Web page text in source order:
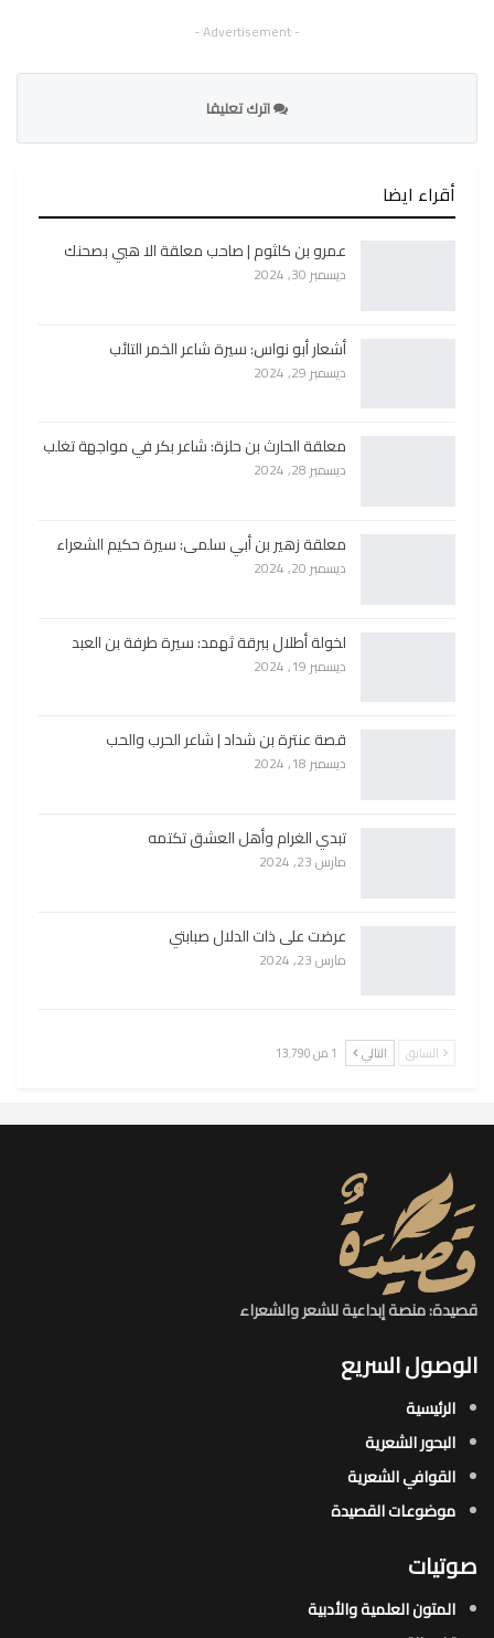
- Advertisement -
اترك تعليقا
أقراء ايضا
عمرو بن كلثوم | صاحب معلقة الا هبي بصحنك
ديسمبر 30, 2024
أشعار أبو نواس: سيرة شاعر الخمر التائب
ديسمبر 29, 2024
معلقة الحارث بن حلزة: شاعر بكر في مواجهة تغلب
ديسمبر 28, 2024
معلقة زهير بن أبي سلمى: سيرة حكيم الشعراء
ديسمبر 20, 2024
لخولة أطلال ببرقة ثهمد: سيرة طرفة بن العبد
ديسمبر 19, 2024
قصة عنترة بن شداد | شاعر الحرب والحب
ديسمبر 18, 2024
تبدي الغرام وأهل العشق تكتمه
مارس 23, 2024
عرضت على ذات الدلال صبابتي
مارس 23, 2024
السابق التالي 1 من 13٬790
قصيدة: منصة إبداعية للشعر والشعراء
الوصول السريع
الرئيسية
البحور الشعرية​
القوافي الشعرية​
موضوعات القصيدة​
صوتيات
المتون العلمية والأدبية